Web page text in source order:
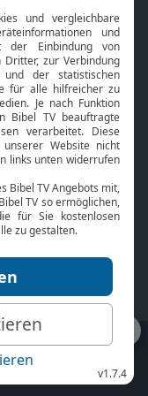
TV
Online-Bibel
Gottesdienst
Empfang
Datenschutz